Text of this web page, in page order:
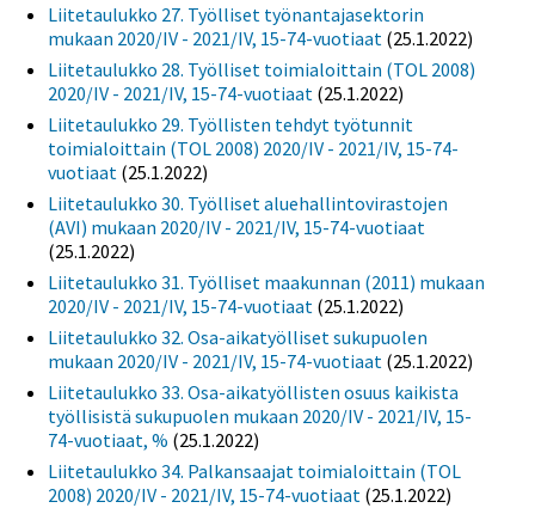
Liitetaulukko 27. Työlliset työnantajasektorin
mukaan 2020/IV - 2021/IV, 15-74-vuotiaat (25.1.2022)
Liitetaulukko 28. Työlliset toimialoittain (TOL 2008)
2020/IV - 2021/IV, 15-74-vuotiaat (25.1.2022)
Liitetaulukko 29. Työllisten tehdyt työtunnit
toimialoittain (TOL 2008) 2020/IV - 2021/IV, 15-74-
vuotiaat (25.1.2022)
Liitetaulukko 30. Työlliset aluehallintovirastojen
(AVI) mukaan 2020/IV - 2021/IV, 15-74-vuotiaat
(25.1.2022)
Liitetaulukko 31. Työlliset maakunnan (2011) mukaan
2020/IV - 2021/IV, 15-74-vuotiaat (25.1.2022)
Liitetaulukko 32. Osa-aikatyölliset sukupuolen
mukaan 2020/IV - 2021/IV, 15-74-vuotiaat (25.1.2022)
Liitetaulukko 33. Osa-aikatyöllisten osuus kaikista
työllisistä sukupuolen mukaan 2020/IV - 2021/IV, 15-
74-vuotiaat, % (25.1.2022)
Liitetaulukko 34. Palkansaajat toimialoittain (TOL
2008) 2020/IV - 2021/IV, 15-74-vuotiaat (25.1.2022)